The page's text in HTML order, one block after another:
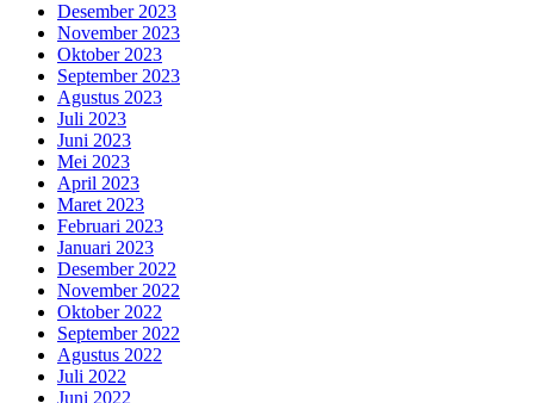
Desember 2023
November 2023
Oktober 2023
September 2023
Agustus 2023
Juli 2023
Juni 2023
Mei 2023
April 2023
Maret 2023
Februari 2023
Januari 2023
Desember 2022
November 2022
Oktober 2022
September 2022
Agustus 2022
Juli 2022
Juni 2022